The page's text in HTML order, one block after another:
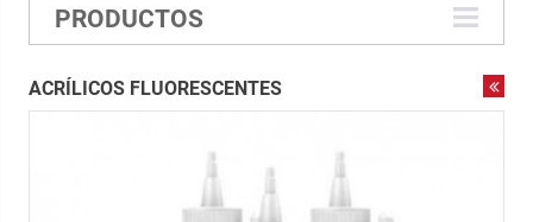
PRODUCTOS
ACRÍLICOS FLUORESCENTES